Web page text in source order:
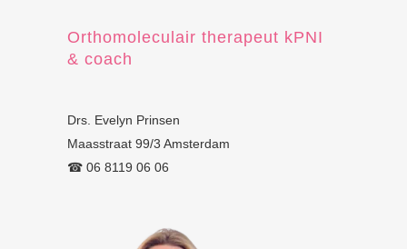
Orthomoleculair therapeut kPNI
& coach
Drs. Evelyn Prinsen
Maasstraat 99/3 Amsterdam
☎︎ 06 8119 06 06